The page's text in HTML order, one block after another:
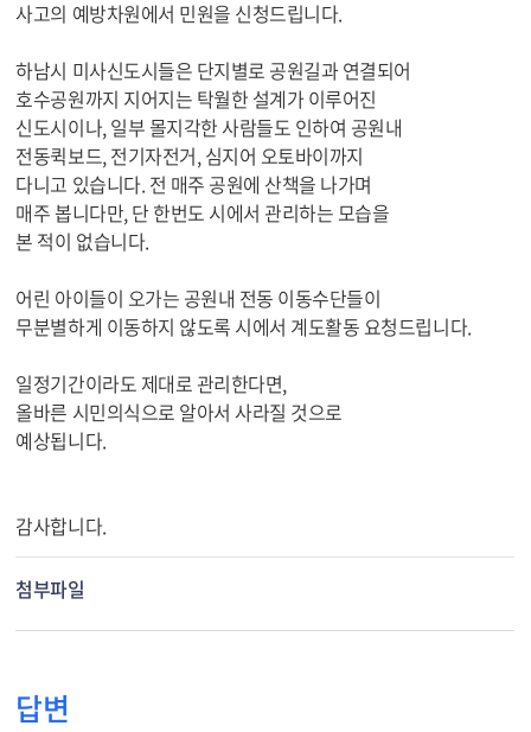
사고의 예방차원에서 민원을 신청드립니다.
하남시 미사신도시들은 단지별로 공원길과 연결되어
호수공원까지 지어지는 탁월한 설계가 이루어진
신도시이나, 일부 몰지각한 사람들도 인하여 공원내
전동퀵보드, 전기자전거, 심지어 오토바이까지
다니고 있습니다. 전 매주 공원에 산책을 나가며
매주 봅니다만, 단 한번도 시에서 관리하는 모습을
본 적이 없습니다.
어린 아이들이 오가는 공원내 전동 이동수단들이
무분별하게 이동하지 않도록 시에서 계도활동 요청드립니다.
일정기간이라도 제대로 관리한다면,
올바른 시민의식으로 알아서 사라질 것으로
예상됩니다.
감사합니다.
첨부파일
답변